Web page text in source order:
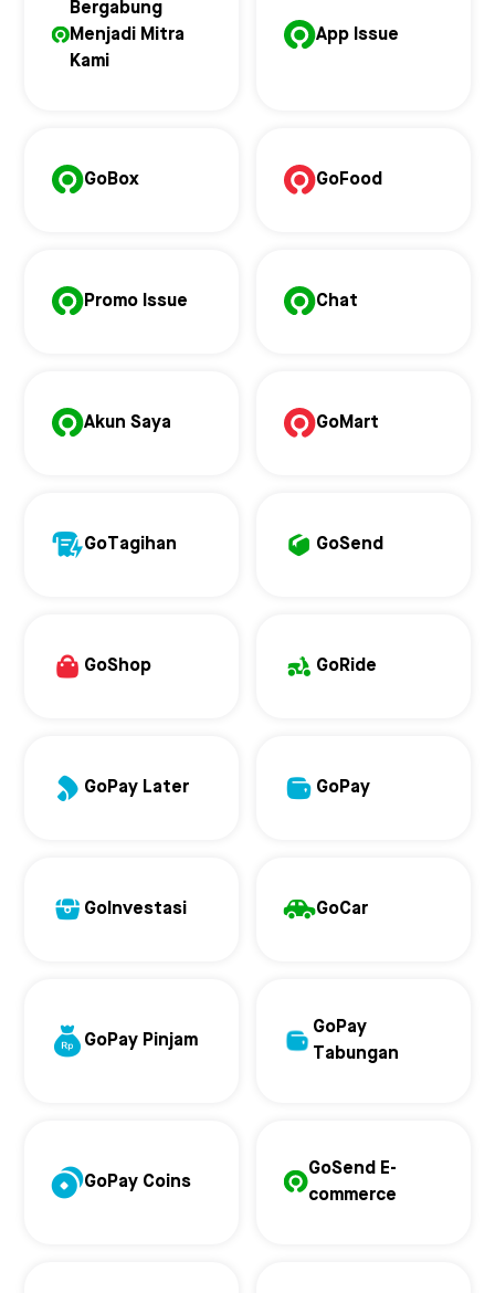
Bergabung
Menjadi Mitra
Kami
App Issue
GoBox GoFood
Promo Issue Chat
Akun Saya GoMart
GoTagihan GoSend
GoShop GoRide
GoPay Later GoPay
GoInvestasi GoCar
GoPay Pinjam
GoPay
Tabungan
GoPay Coins
GoSend E-
commerce